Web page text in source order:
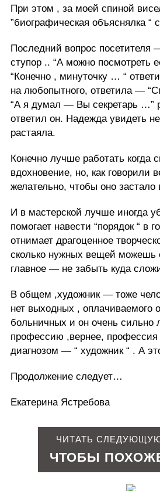
При этом , за моей спиной
”биографическая объяснялка “
Последний вопрос посетителя
ступор .. “А можно посмотреть
“Конечно , минуточку … “
на любопытного, ответила —
“А я думал — Вы секретарь …”
ответил он. Надежда увидеть
растаяла.
Конечно лучше работать когда
вдохновение, но, как говорили
желательно, чтобы оно застало
И в мастерской лучше иногда
помогает навести “порядок “ в
отнимает драгоценное
сколько нужных вещей можешь
главное — не забыть куда
В общем ,художник — тоже
нет выходных , оплачиваемого
больничных и он очень сильно
профессию ,вернее, профессия
диагнозом — “ художник “ . А
Продолжение следует…
Екатерина Ястребова
ЧИТАТЬ
ЧТОБЫ